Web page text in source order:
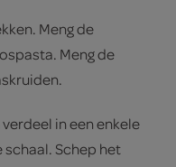
Meng de
Meng de
in een enkele
schaal. Schep het